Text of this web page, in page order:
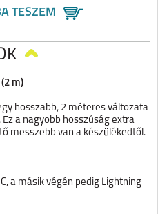
TESZEM
m)
hosszabb, 2 méteres változata
a nagyobb hosszúság extra
messzebb van a készülékedtől.
a másik végén pedig Lightning